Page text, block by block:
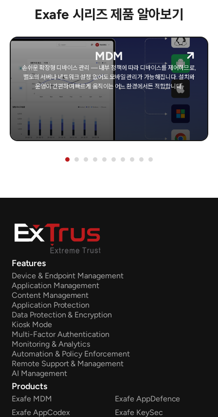
Exafe 시리즈 제품 알아보기
MDM
손쉬운 확장형 디바이스 관리 — 내부 정책에 따라 디바이스를 제어하므로,
별도의 서버나 네트워크 설정 없어도 모바일 관리가 가능해집니다. 설치와
운영이 간편하여 빠르게 움직이는 어느 환경에서든 적합합니다.
Features
Device & Endpoint Management
Application Management
Content Management
Application Protection
Data Protection & Encryption
Kiosk Mode
Multi-Factor Authentication
Monitoring & Analytics
Automation & Policy Enforcement
Remote Support & Management
AI Management
Products
Exafe MDM
Exafe AppDefence
Exafe AppCodex
Exafe KeySec